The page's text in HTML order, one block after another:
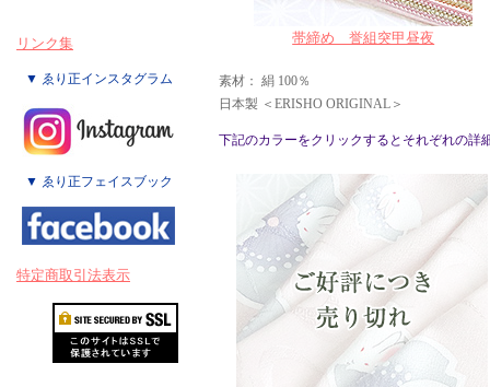
リンク集
▼ ゑり正インスタグラム
▼ ゑり正フェイスブック
特定商取引法表示
帯締め 誉組突甲昼夜
素材： 絹 100％
日本製 ＜ERISHO ORIGINAL＞
下記のカラーをクリックするとそれぞれの詳